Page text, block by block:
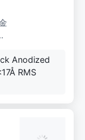
Anodized
RMS